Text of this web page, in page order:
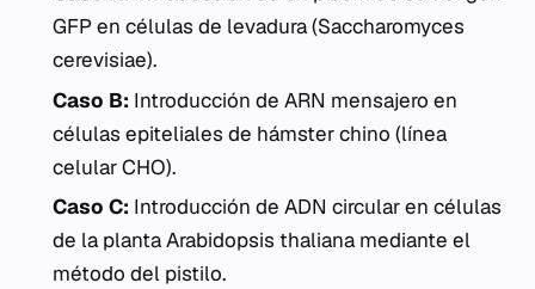
GFPen células de levadura (Saccharomyces
cerevisiae).
Caso B: Introducción de ARN mensajero en
células epiteliales de hámster chino (línea
celular CHO).
Caso C: Introducción de ADN circular en células
de la plantaArabidopsis thaliana mediante el
método del pistilo.